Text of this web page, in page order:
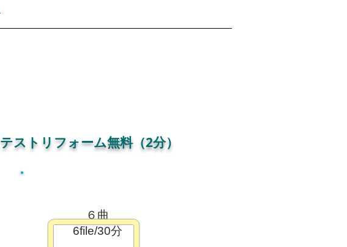
テストリフォーム無料（2分）
６曲
6file/30分